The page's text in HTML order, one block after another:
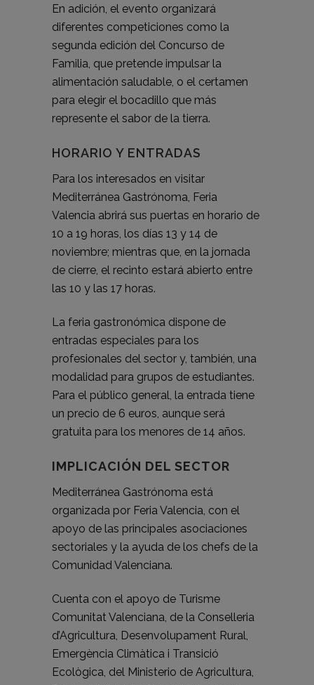
En adición, el evento organizará
diferentes competiciones como la
segunda edición del Concurso de
Familia, que pretende impulsar la
alimentación saludable, o el certamen
para elegir el bocadillo que más
represente el sabor de la tierra.
HORARIO Y ENTRADAS
Para los interesados en visitar
Mediterránea Gastrónoma, Feria
Valencia abrirá sus puertas en horario de
10 a 19 horas, los días 13 y 14 de
noviembre; mientras que, en la jornada
de cierre, el recinto estará abierto entre
las 10 y las 17 horas.
La feria gastronómica dispone de
entradas especiales para los
profesionales del sector y, también, una
modalidad para grupos de estudiantes.
Para el público general, la entrada tiene
un precio de 6 euros, aunque será
gratuita para los menores de 14 años.
IMPLICACIÓN DEL SECTOR
Mediterránea Gastrónoma está
organizada por Feria Valencia, con el
apoyo de las principales asociaciones
sectoriales y la ayuda de los chefs de la
Comunidad Valenciana.
Cuenta con el apoyo de Turisme
Comunitat Valenciana, de la Conselleria
d’Agricultura, Desenvolupament Rural,
Emergència Climàtica i Transició
Ecològica, del Ministerio de Agricultura,